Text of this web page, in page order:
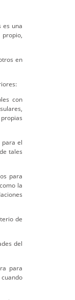
es una
en
con
para el
tales
para
la
de
del
para